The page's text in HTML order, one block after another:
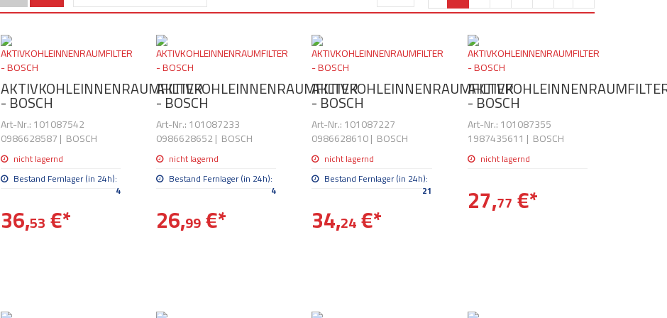
AKTIVKOHLEINNENRAUMFILTER
- BOSCH
Art-Nr.: 101087542
0986628587| BOSCH
nicht lagernd
Bestand Fernlager (in 24h):
4
36,53 €*
AKTIVKOHLEINNENRAUMFILTER
- BOSCH
Art-Nr.: 101087233
0986628652| BOSCH
nicht lagernd
Bestand Fernlager (in 24h):
4
26,99€*
AKTIVKOHLEINNENRAUMFILTER
- BOSCH
Art-Nr.: 101087227
0986628610| BOSCH
nicht lagernd
Bestand Fernlager (in 24h):
21
34,24€*
- BOSCH
Art-Nr.: 101087355
1987435611 | BOSCH
nicht lagernd
27,77 €*